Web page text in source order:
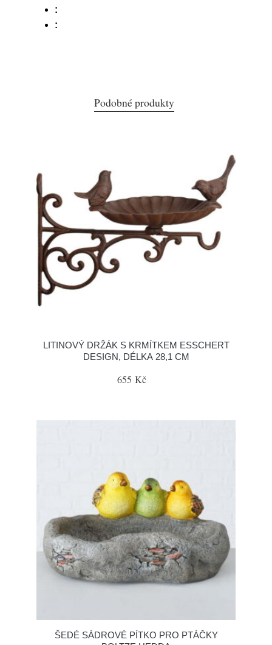
:
:
Podobné produkty
LITINOVÝ DRŽÁK S KRMÍTKEM ESSCHERT
DESIGN, DÉLKA 28,1 CM
655 Kč
ŠEDÉ SÁDROVÉ PÍTKO PRO PTÁČKY